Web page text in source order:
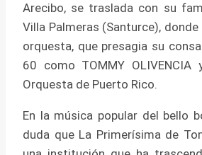
Arecibo, se traslada con su
Villa Palmeras (Santurce),
orquesta, que presagia su
60 como TOMMY OLIVENCIA
Orquesta de Puerto Rico.
En la música popular del bello
duda que La Primerísima de